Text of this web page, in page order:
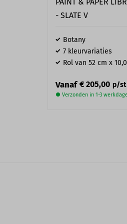
- SLATE V
Botany
7 kleurvariaties
Rol van 52 cm x
Vanaf € 205,00 p/st
● Verzonden in 1-3